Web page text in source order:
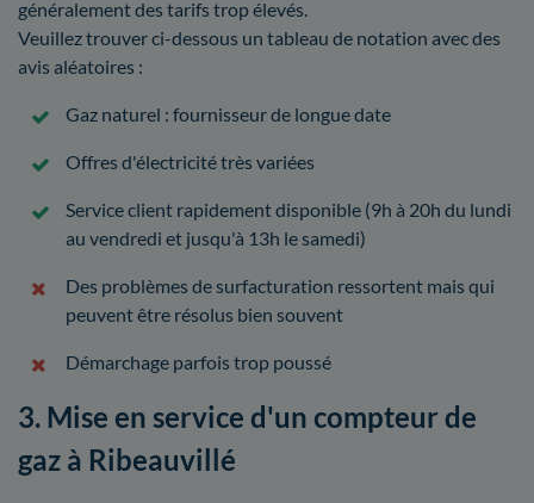
généralement des tarifs trop élevés.
Veuillez trouver ci-dessous un tableau de notation avec des
avis aléatoires :
Gaz naturel : fournisseur de longue date
Offres d'électricité très variées
Service client rapidement disponible (9h à 20h du lundi
au vendredi et jusqu'à 13h le samedi)
Des problèmes de surfacturation ressortent mais qui
peuvent être résolus bien souvent
Démarchage parfois trop poussé
3. Mise en service d'un compteur de
gaz à Ribeauvillé